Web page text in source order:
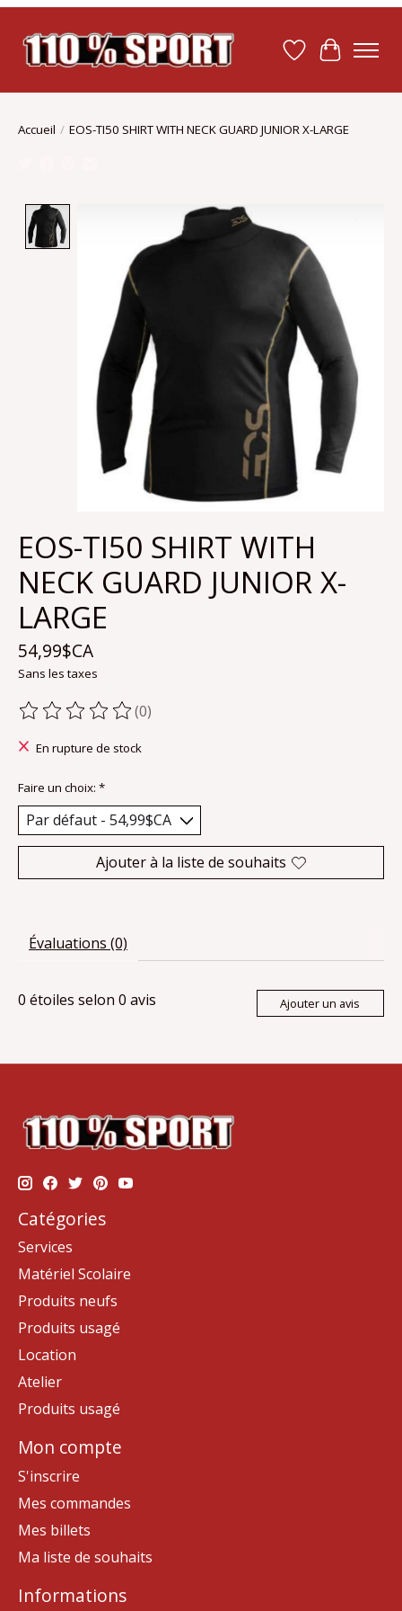
Liste dePanier
Accueil / EOS-TI50 SHIRT WITH NECK GUARD JUNIOR X-LARGE
Product image slideshow Items
EOS-TI50 SHIRT WITH
NECK GUARD JUNIOR X-
LARGE
54,99$CA
Sans les taxes
Ce produit est évalué à
(0)
En rupture de stock
Faire un choix: *
Ajouter à la liste de souhaits
Évaluations (0)
0 étoiles selon 0 avis Ajouter un avis
Catégories
Services
Matériel Scolaire
Produits neufs
Produits usagé
Location
Atelier
Produits usagé
Mon compte
S'inscrire
Mes commandes
Mes billets
Ma liste de souhaits
Informations